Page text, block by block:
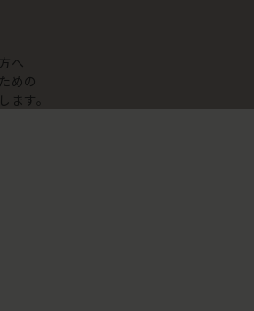
へ
めの
ます。